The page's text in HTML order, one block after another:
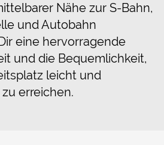
Nähe zur S-Bahn,
und Autobahn
eine hervorragende
und die Bequemlichkeit,
leicht und
erreichen.